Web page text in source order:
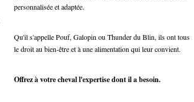
personnalisée et adaptée.
Qu'il s'appelle Pouf, Galopin ou Thunder du Blin, ils ont tous
le droit au bien-être et à une alimentation qui leur convient.
Offrez à votre cheval l'expertise dont il a besoin.